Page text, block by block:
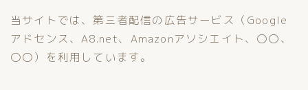
当サイトでは、第三者配信の広告サービス（Google
アドセンス、A8.net、Amazonアソシエイト、〇〇、
〇〇）を利用しています。